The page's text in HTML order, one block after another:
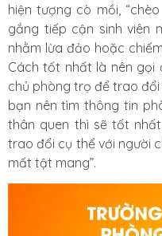
hiện tượng cò mồi,
gắng tiếp cận sinh viên
nhằm lừa đảo hoặc
Cách tốt nhất là nên
chủ phòng trọ để trao
bạn nên tìm thông tin
thân quen thì sẽ tốt
trao đổi cụ thể với người
mất tật mang”.